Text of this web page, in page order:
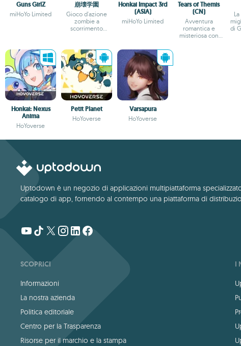
Guns GirlZ
miHoYo Limited
崩壊学園
Gioco d'azione
zombie a
scorrimento
Honkai Impact 3rd
(ASIA)
miHoYo Limited
Tears of Themis
(CN)
Avventura
romantica e
misteriosa con
di
Honkai: Nexus
Anima
HoYoverse
Petit Planet
HoYoverse
Varsapura
HoYoverse
Uptodown è un negozio di applicazioni multipiattaforma
catalogo di app, fornendo al contempo una piattaforma di
SCOPRICI
Informazioni
La nostra azienda
Politica editoriale
Centro per la Trasparenza
Risorse per il marchio e la stampa
I